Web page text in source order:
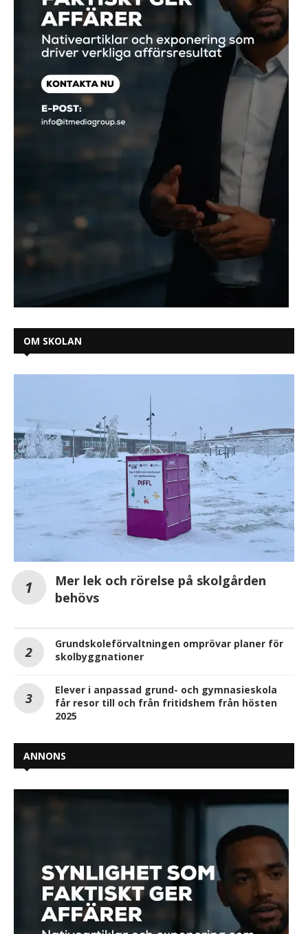
OM SKOLAN
Mer lek och rörelse på skolgården
behövs
Grundskoleförvaltningen omprövar planer för
skolbyggnationer
Elever i anpassad grund- och gymnasieskola
får resor till och från fritidshem från hösten
2025
ANNONS